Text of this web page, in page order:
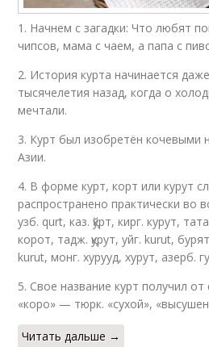
1. Начнем с загадки: Что любят
чипсов, мама с чаем, а папа с
2. История курта начинается
тысячелетия назад, когда о
мечтали.
3. Курт был изобретён кочевыми
Азии.
4. В форме курт, корт или курут
распространено практически во
узб. qurt, каз. қўрт, кирг. курут,
корот, тадж. қурут, уйг. kurut,
kurut, монг. хурууд, хурут, азерб.
5. Свое название курт получил
«коро» — тюрк. «сухой»,
Читать дальше →